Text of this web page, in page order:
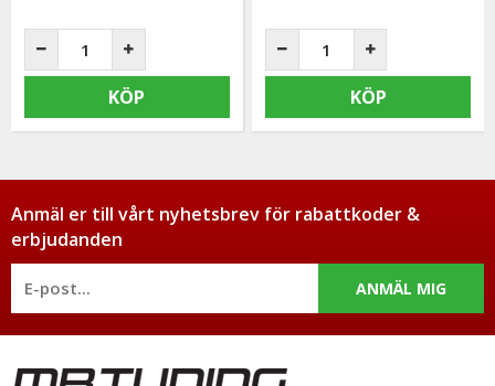
KÖP KÖP
Anmäl er till vårt nyhetsbrev för rabattkoder &
erbjudanden
ANMÄL MIG